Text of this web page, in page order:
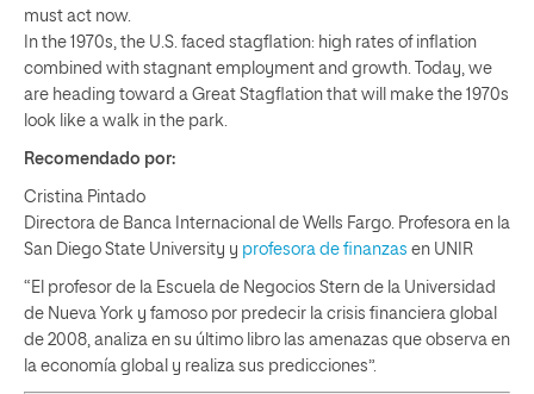
must act now.
In the 1970s, the U.S. faced stagflation: high rates of inflation
combined with stagnant employment and growth. Today, we
are heading toward a Great Stagflation that will make the 1970s
look like a walk in the park.
Recomendado por:
Cristina Pintado
Directora de Banca Internacional de Wells Fargo. Profesora en la
San Diego State University y profesora de finanzas en UNIR
“El profesor de la Escuela de Negocios Stern de la Universidad
de Nueva York y famoso por predecir la crisis financiera global
de 2008, analiza en su último libro las amenazas que observa en
la economía global y realiza sus predicciones”.